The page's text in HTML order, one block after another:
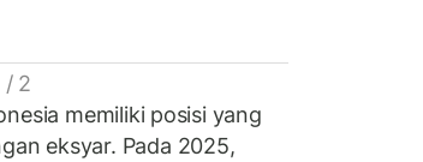
/ 2
memiliki posisi yang
eksyar. Pada 2025,